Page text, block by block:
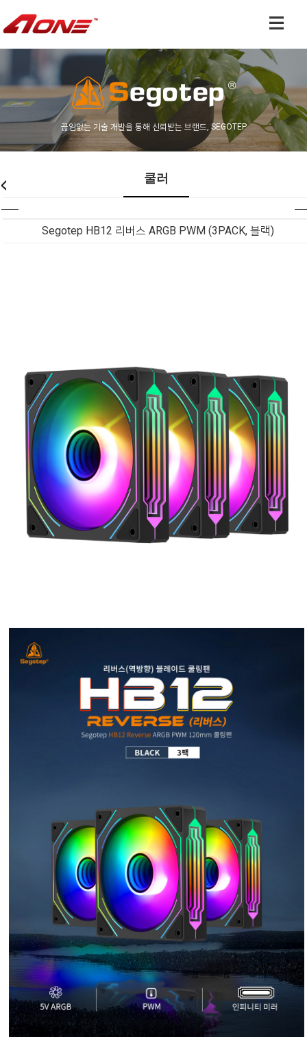
끊임없는 기술 개발을 통해 신뢰받는 브랜드, SEGOTEP
쿨러
Segotep HB12 리버스 ARGB PWM (3PACK, 블랙)